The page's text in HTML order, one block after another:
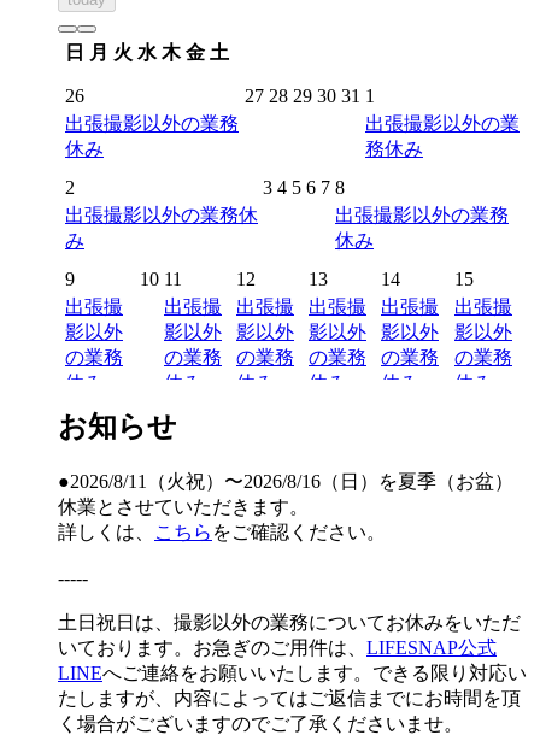
日 月 火 水 木 金 土
26 27 28 29 30 31 1
出張撮影以外の業務
休み
出張撮影以外の業
務休み
2
3 4 5 6 7 8
出張撮影以外の業務休
み
出張撮影以外の業務
休み
9
10 11 12 13 14
15
出張撮
影以外
の業務
休み
出張撮
影以外
の業務
休み
出張撮
影以外
の業務
休み
出張撮
影以外
の業務
休み
出張撮
影以外
の業務
休み
出張撮
影以外
の業務
休み
16
休み
務休み
23
24 25 26
出張撮影以外の業務
出張撮影以外の業
出張撮影以外の業務
休み
出張撮影以外の業務
休み
お知らせ
●2026/8/11（火祝）〜2026/8/16（日）を夏季（お盆）
休業とさせていただきます。
詳しくは、
こちら をご確認ください。
-----
土日祝日は、撮影以外の業務についてお休みをいただ
いております。お急ぎのご用件は、 LIFESNAP公式
LINEへご連絡をお願いいたします。できる限り対応い
たしますが、内容によってはご返信までにお時間を頂
く場合がございますのでご了承くださいませ。